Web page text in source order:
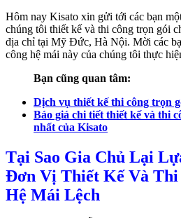
Hôm nay Kisato xin gửi tới các bạn
chúng tôi thiết kế và thi công trọn gói
địa chỉ tại Mỹ Đức, Hà Nội. Mời các
công hệ mái này của chúng tôi thực
Bạn cũng quan tâm:
Dịch vụ thiết kế thi công trọn
Báo giá chi tiết thiết kế và thi
nhất của Kisato
Tại Sao Gia Chủ Lại
Đơn Vị Thiết Kế Và Thi
Hệ Mái Lệch